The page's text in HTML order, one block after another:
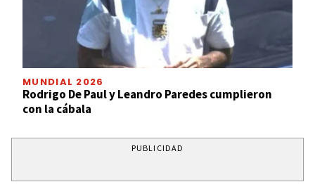
MUNDIAL 2026
Rodrigo De Paul y Leandro Paredes cumplieron
con la cábala
PUBLICIDAD